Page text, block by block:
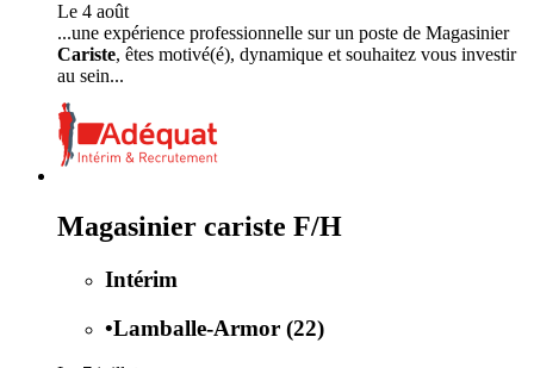
Le 4 août
...une expérience professionnelle sur un poste de Magasinier
Cariste, êtes motivé(é), dynamique et souhaitez vous investir
au sein...
Magasinier cariste F/H
Intérim
•Lamballe-Armor (22)